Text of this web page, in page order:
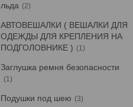
льда
2
АВТОВЕШАЛКИ ( ВЕШАЛКИ ДЛЯ
ОДЕЖДЫ ДЛЯ КРЕПЛЕНИЯ НА
ПОДГОЛОВНИКЕ )
1
Заглушка ремня безопасности
1
Подушки под шею 3